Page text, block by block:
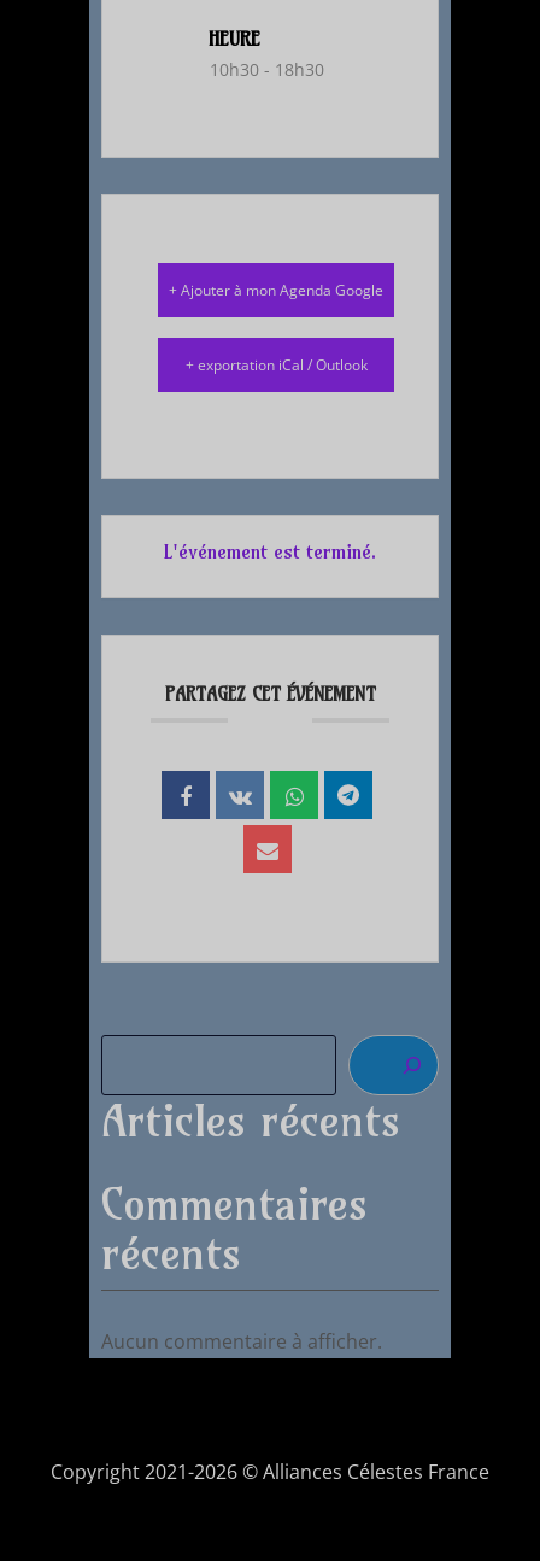
HEURE
10h30 - 18h30
+ Ajouter à mon Agenda Google
+ exportation iCal / Outlook
L'événement est terminé.
PARTAGEZ CET ÉVÉNEMENT
Articles récents
Commentaires
récents
Aucun commentaire à afficher.
Copyright 2021-2026 © Alliances Célestes France